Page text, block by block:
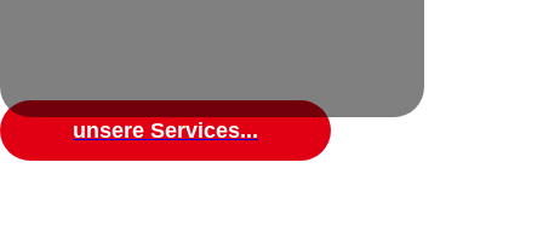
unsere Services...